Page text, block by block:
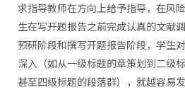
求指导教师在方向上给予指导，在风
生在写开题报告之前完成认真的文献
预研阶段和撰写开题报告阶段，学生
深入（如从一级标题的章策划到二级
甚至四级标题的段落群），就越容易